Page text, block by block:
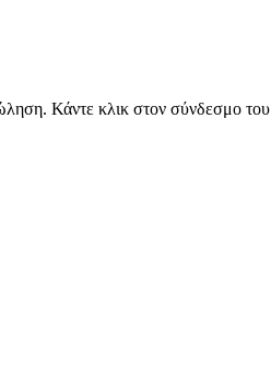
Κάντε κλικ στον σύνδεσμο